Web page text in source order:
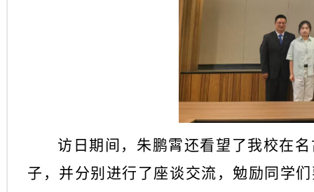
访日期间，朱鹏霄还看望了我校在
子，并分别进行了座谈交流，勉励同学